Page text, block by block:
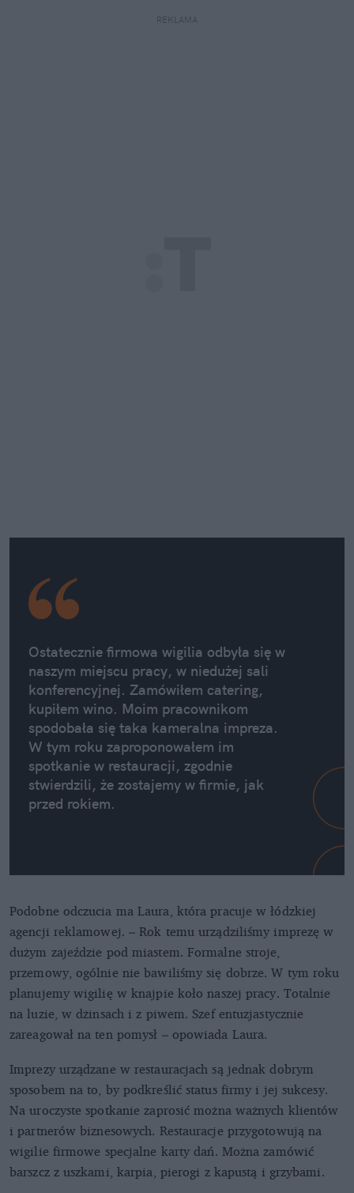
REKLAMA
Ostatecznie firmowa wigilia odbyła się w
naszym miejscu pracy, w niedużej sali
konferencyjnej. Zamówiłem catering,
kupiłem wino. Moim pracownikom
spodobała się taka kameralna impreza.
W tym roku zaproponowałem im
spotkanie w restauracji, zgodnie
stwierdzili, że zostajemy w firmie, jak
przed rokiem.
Podobne odczucia ma Laura, która pracuje w łódzkiej
agencji reklamowej. – Rok temu urządziliśmy imprezę w
dużym zajeździe pod miastem. Formalne stroje,
przemowy, ogólnie nie bawiliśmy się dobrze. W tym roku
planujemy wigilię w knajpie koło naszej pracy. Totalnie
na luzie, w dżinsach i z piwem. Szef entuzjastycznie
zareagował na ten pomysł – opowiada Laura.
Imprezy urządzane w restauracjach są jednak dobrym
sposobem na to, by podkreślić status firmy i jej sukcesy.
Na uroczyste spotkanie zaprosić można ważnych klientów
i partnerów biznesowych. Restauracje przygotowują na
wigilie firmowe specjalne karty dań. Można zamówić
barszcz z uszkami, karpia, pierogi z kapustą i grzybami.